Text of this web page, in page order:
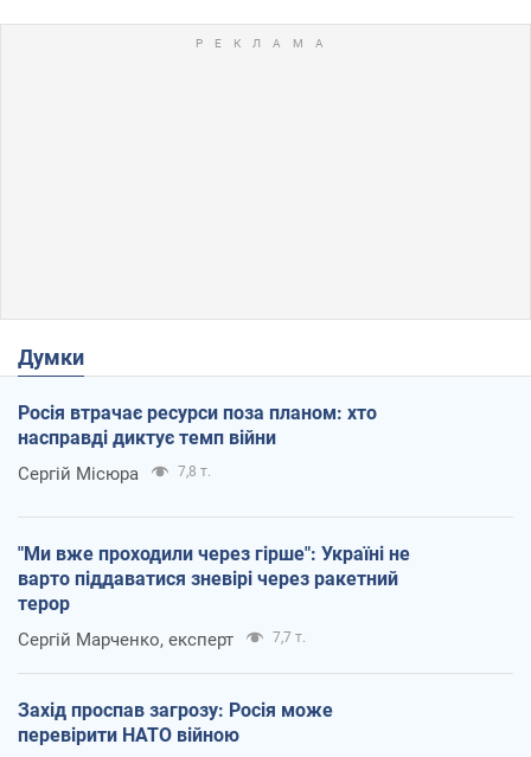
Думки
Росія втрачає ресурси поза планом: хто
насправді диктує темп війни
Сергій Місюра 7,8 т.
"Ми вже проходили через гірше": Україні не
варто піддаватися зневірі через ракетний
терор
Сергій Марченко, експерт 7,7 т.
Захід проспав загрозу: Росія може
перевірити НАТО війною